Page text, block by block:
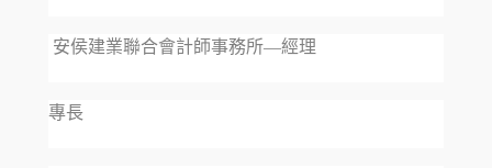
安侯建業聯合會計師事務所—經理
專長